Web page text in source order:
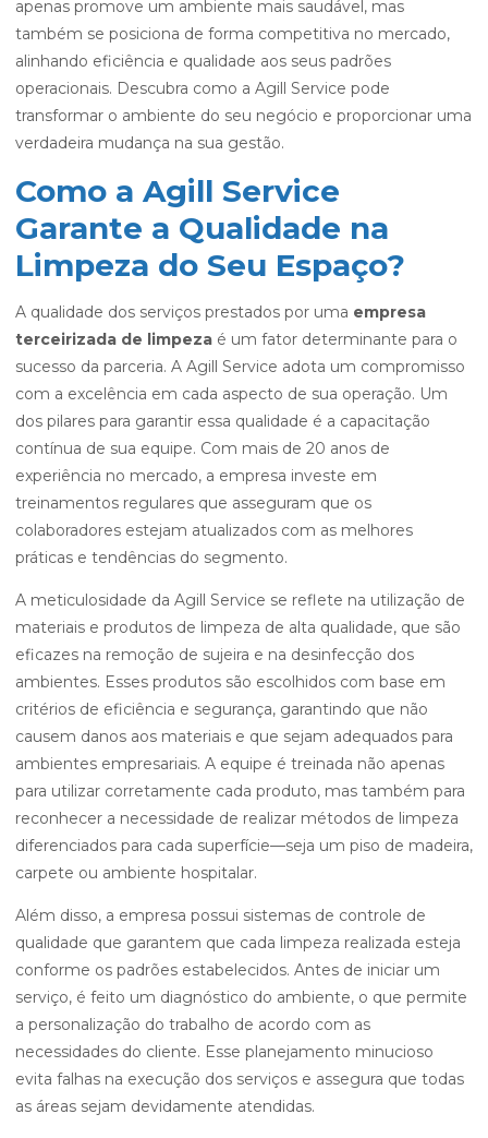
apenas promove um ambiente mais saudável, mas
também se posiciona de forma competitiva no mercado,
alinhando eficiência e qualidade aos seus padrões
operacionais. Descubra como a Agill Service pode
transformar o ambiente do seu negócio e proporcionar uma
verdadeira mudança na sua gestão.
Como a Agill Service
Garante a Qualidade na
Limpeza do Seu Espaço?
A qualidade dos serviços prestados por uma empresa
terceirizada de limpeza é um fator determinante para o
sucesso da parceria. A Agill Service adota um compromisso
com a excelência em cada aspecto de sua operação. Um
dos pilares para garantir essa qualidade é a capacitação
contínua de sua equipe. Com mais de 20 anos de
experiência no mercado, a empresa investe em
treinamentos regulares que asseguram que os
colaboradores estejam atualizados com as melhores
práticas e tendências do segmento.
A meticulosidade da Agill Service se reflete na utilização de
materiais e produtos de limpeza de alta qualidade, que são
eficazes na remoção de sujeira e na desinfecção dos
ambientes. Esses produtos são escolhidos com base em
critérios de eficiência e segurança, garantindo que não
causem danos aos materiais e que sejam adequados para
ambientes empresariais. A equipe é treinada não apenas
para utilizar corretamente cada produto, mas também para
reconhecer a necessidade de realizar métodos de limpeza
diferenciados para cada superfície—seja um piso de madeira,
carpete ou ambiente hospitalar.
Além disso, a empresa possui sistemas de controle de
qualidade que garantem que cada limpeza realizada esteja
conforme os padrões estabelecidos. Antes de iniciar um
serviço, é feito um diagnóstico do ambiente, o que permite
a personalização do trabalho de acordo com as
necessidades do cliente. Esse planejamento minucioso
evita falhas na execução dos serviços e assegura que todas
as áreas sejam devidamente atendidas.